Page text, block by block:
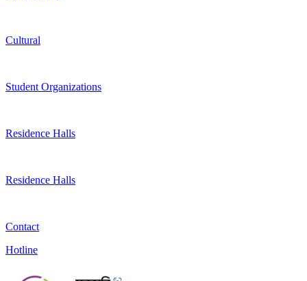
Cultural
Student Organizations
Residence Halls
Residence Halls
Contact
Hotline